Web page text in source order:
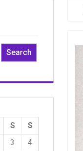
Search
S
S
3
4